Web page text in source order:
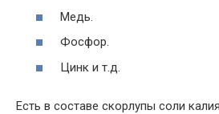
Медь.
Фосфор.
Цинк и т.д.
Есть в составе скорлупы соли